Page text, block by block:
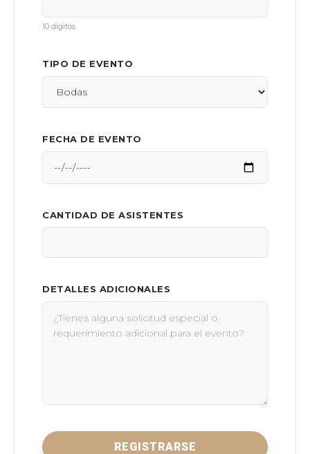
10 dígitos
TIPO DE EVENTO
FECHA DE EVENTO
CANTIDAD DE ASISTENTES
DETALLES ADICIONALES
REGISTRARSE